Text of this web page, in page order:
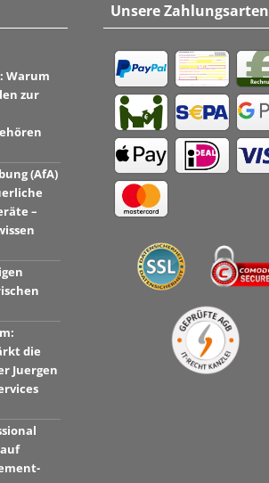
Warum
zur
(AfA)
–
die
Juergen
Unsere Zahlungsarten